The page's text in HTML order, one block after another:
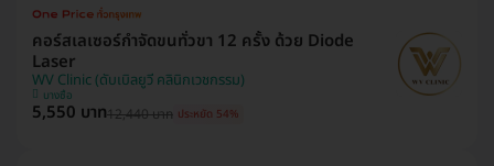
คอร์สเลเซอร์กำจัดขนทั่วขา 12 ครั้ง ด้วย Diode
Laser
WV Clinic (ดับเบิลยูวี คลินิกเวชกรรม)
บางซื่อ
5,550 บาท12,440 บาท ประหยัด 54%